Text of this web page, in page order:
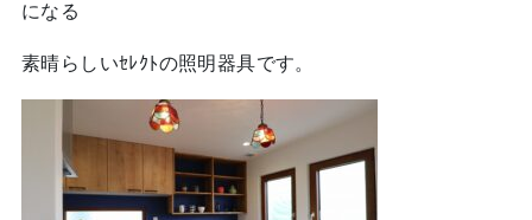
になる
素晴らしいｾﾚｸﾄの照明器具です。